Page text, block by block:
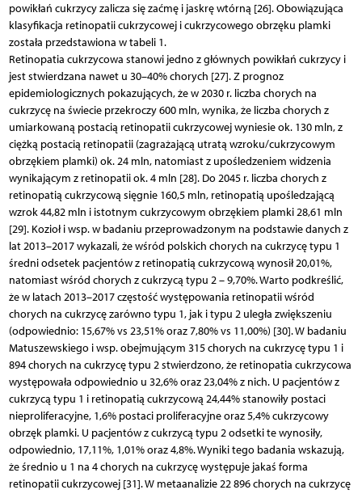
powikłań cukrzycy zalicza się zaćmę i jaskrę wtórną [26]. Obowiązująca
klasyfikacja retinopatii cukrzycowej i cukrzycowego obrzęku plamki
została przedstawiona w tabeli 1.
Retinopatia cukrzycowa stanowi jedno z głównych powikłań cukrzycy i
jest stwierdzana nawet u 30–40% chorych [27]. Z prognoz
epidemiologicznych pokazujących, że w 2030 r. liczba chorych na
cukrzycę na świecie przekroczy 600 mln, wynika, że liczba chorych z
umiarkowaną postacią retinopatii cukrzycowej wyniesie ok. 130 mln, z
ciężką postacią retinopatii (zagrażającą utratą wzroku/cukrzycowym
obrzękiem plamki) ok. 24 mln, natomiast z upośledzeniem widzenia
wynikającym z retinopatii ok. 4 mln [28]. Do 2045 r. liczba chorych z
retinopatią cukrzycową sięgnie 160,5 mln, retinopatią upośledzającą
wzrok 44,82 mln i istotnym cukrzycowym obrzękiem plamki 28,61 mln
[29]. Kozioł i wsp. w badaniu przeprowadzonym na podstawie danych z
lat 2013–2017 wykazali, że wśród polskich chorych na cukrzycę typu 1
średni odsetek pacjentów z retinopatią cukrzycową wynosił 20,01%,
natomiast wśród chorych z cukrzycą typu 2 – 9,70%. Warto podkreś­lić,
że w latach 2013–2017 częstość występowania retinopatii wśród
chorych na cukrzycę zarówno typu 1, jak i typu 2 uległa zwiększeniu
(odpowiednio: 15,67% vs 23,51% oraz 7,80% vs 11,00%) [30]. W badaniu
Matuszewskiego i wsp. obejmującym 315 chorych na cukrzycę typu 1 i
894 chorych na cukrzycę typu 2 stwierdzono, że retinopatia cukrzycowa
występowała odpowiednio u 32,6% oraz 23,04% z nich. U pacjentów z
cukrzycą typu 1 i retinopatią cukrzycową 24,44% stanowiły postaci
nieproliferacyjne, 1,6% postaci proliferacyjne oraz 5,4% cukrzycowy
obrzęk plamki. U pacjentów z cukrzycą typu 2 odsetki te wynosiły,
odpowiednio, 17,11%, 1,01% oraz 4,8%. Wyniki tego badania wskazują,
że średnio u 1 na 4 chorych na cukrzycę występuje jakaś forma
retinopatii cukrzycowej [31]. W metaanalizie 22 896 chorych na cukrzycę